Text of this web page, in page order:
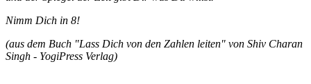
Nimm Dich in 8!
(aus dem Buch "Lass Dich von den Zahlen leiten" von Shiv Charan
Singh - YogiPress Verlag)